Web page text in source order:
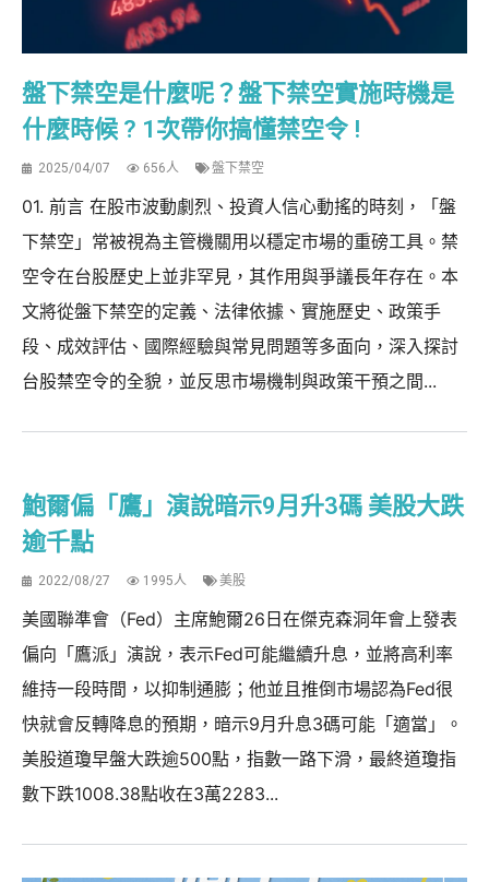
盤下禁空是什麼呢？盤下禁空實施時機是
什麼時候 ? 1次帶你搞懂禁空令 !
2025/04/07 656人 盤下禁空
01. 前言 在股市波動劇烈、投資人信心動搖的時刻，「盤
下禁空」常被視為主管機關用以穩定市場的重磅工具。禁
空令在台股歷史上並非罕見，其作用與爭議長年存在。本
文將從盤下禁空的定義、法律依據、實施歷史、政策手
段、成效評估、國際經驗與常見問題等多面向，深入探討
台股禁空令的全貌，並反思市場機制與政策干預之間...
鮑爾偏「鷹」演說暗示9月升3碼 美股大跌
逾千點
2022/08/27 1995人 美股
美國聯準會（Fed）主席鮑爾26日在傑克森洞年會上發表
偏向「鷹派」演說，表示Fed可能繼續升息，並將高利率
維持一段時間，以抑制通膨；他並且推倒市場認為Fed很
快就會反轉降息的預期，暗示9月升息3碼可能「適當」。
美股道瓊早盤大跌逾500點，指數一路下滑，最終道瓊指
數下跌1008.38點收在3萬2283...